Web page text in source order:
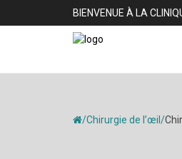
BIENVENUE À LA
/Chirurgie de l’œil /